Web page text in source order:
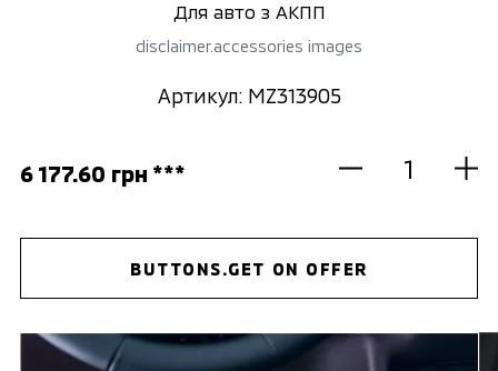
Для авто з АКПП
disclaimer.accessories images
Артикул: MZ313905
6 177.60 грн ***
BUTTONS.GET ON OFFER